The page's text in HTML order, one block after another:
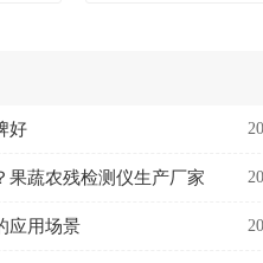
好
果蔬农残检测仪生产厂家
应用场景